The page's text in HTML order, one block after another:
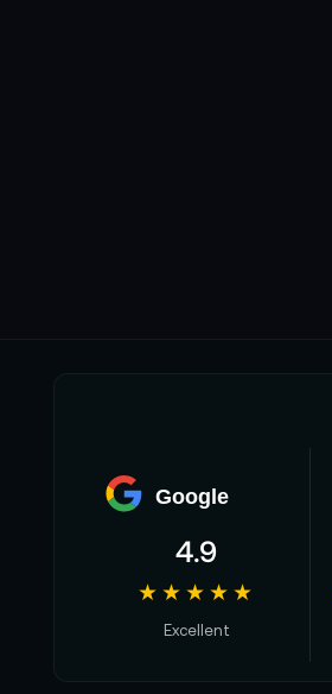
Google
4.9
★★★★★
Excellent